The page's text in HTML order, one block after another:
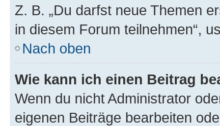
Z. B. „Du darfst neue Themen
in diesem Forum teilnehmen“,
Nach oben
Wie kann ich einen Beitrag
Wenn du nicht Administrator
eigenen Beiträge bearbeiten